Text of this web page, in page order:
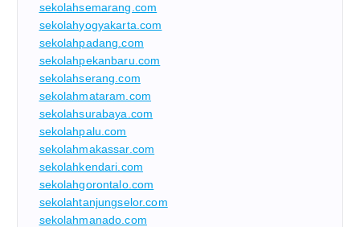
sekolahsemarang.com
sekolahyogyakarta.com
sekolahpadang.com
sekolahpekanbaru.com
sekolahserang.com
sekolahmataram.com
sekolahsurabaya.com
sekolahpalu.com
sekolahmakassar.com
sekolahkendari.com
sekolahgorontalo.com
sekolahtanjungselor.com
sekolahmanado.com